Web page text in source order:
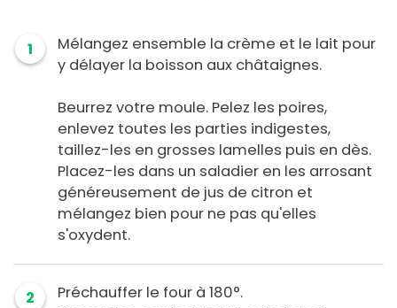
1
Mélangez ensemble la crème et le lait pour
y délayer la boisson aux châtaignes.
Beurrez votre moule. Pelez les poires,
enlevez toutes les parties indigestes,
taillez-les en grosses lamelles puis en dès.
Placez-les dans un saladier en les arrosant
généreusement de jus de citron et
mélangez bien pour ne pas qu'elles
s'oxydent.
2
Préchauffer le four à 180°.